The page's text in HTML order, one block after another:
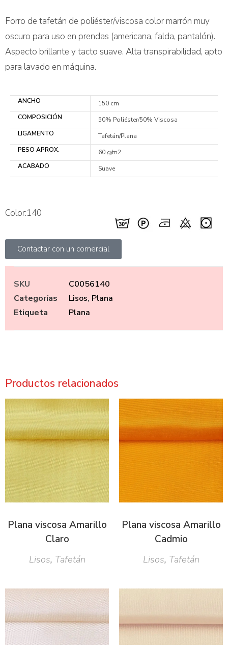
Forro de tafetán de poliéster/viscosa color marrón muy
oscuro para uso en prendas (americana, falda, pantalón).
Aspecto brillante y tacto suave. Alta transpirabilidad, apto
para lavado en máquina.
ANCHO
150 cm
COMPOSICIÓN
50% Poliéster/50% Viscosa
LIGAMENTO
Tafetán/Plana
PESO APROX.
60 g/m2
ACABADO
Suave
Color:140
Contactar con un comercial
SKU
C0056140
Categorías
Lisos, Plana
Etiqueta
Plana
Productos relacionados
Plana viscosa Amarillo
Claro
Lisos, Tafetán
Plana viscosa Amarillo
Cadmio
Lisos, Tafetán